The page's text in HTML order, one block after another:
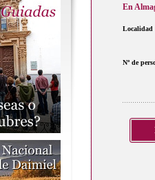
En
Localidad
Nº de